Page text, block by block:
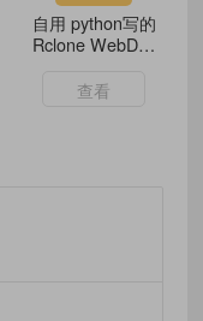
自用 python写的
Rclone WebDav
地磁盘
查看